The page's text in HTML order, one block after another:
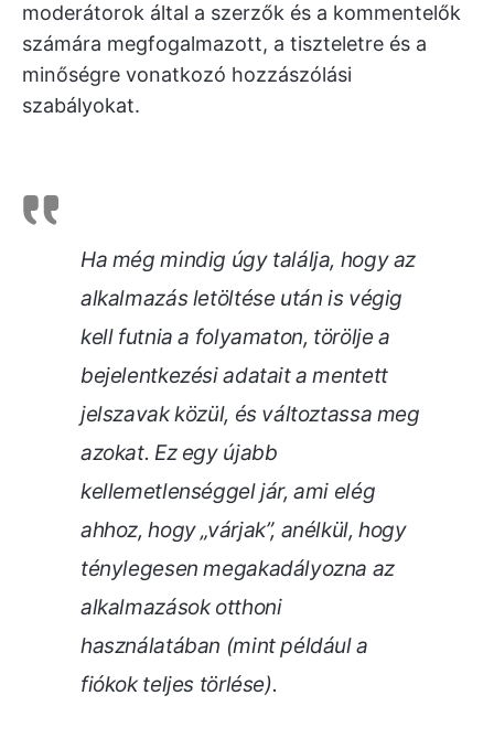
moderátorok által a szerzők és a kommentelők
számára megfogalmazott, a tiszteletre és a
minőségre vonatkozó hozzászólási
szabályokat.
Ha még mindig úgy találja, hogy az
alkalmazás letöltése után is végig
kell futnia a folyamaton, törölje a
bejelentkezési adatait a mentett
jelszavak közül, és változtassa meg
azokat. Ez egy újabb
kellemetlenséggel jár, ami elég
ahhoz, hogy „várjak”, anélkül, hogy
ténylegesen megakadályozna az
alkalmazások otthoni
használatában (mint például a
fiókok teljes törlése).